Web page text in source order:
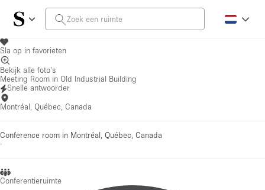
Sla op in favorieten
Bekijk alle foto's
Meeting Room in Old Industrial Building
Snelle antwoorder
Montréal, Québec, Canada
Conference room in Montréal, Québec, Canada
·
Conferentieruimte